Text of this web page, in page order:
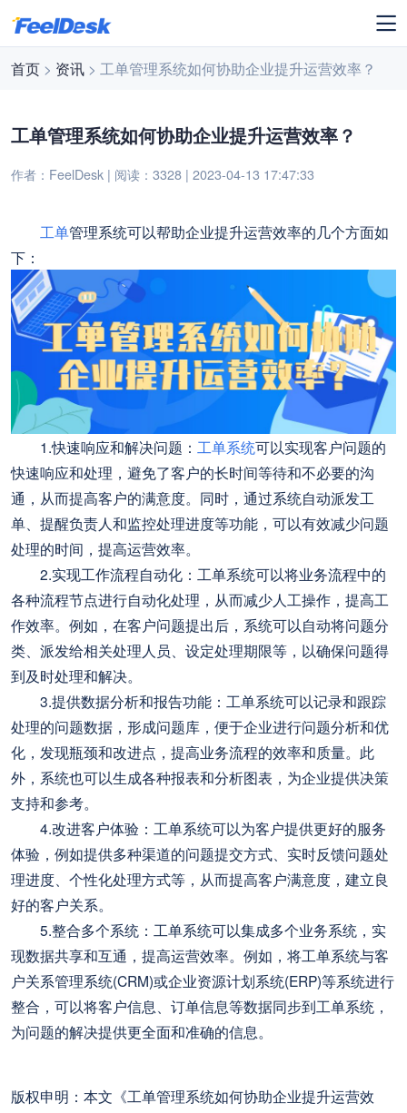
首页 > 资讯 > 工单管理系统如何协助企业提升运营效率？
工单管理系统如何协助企业提升运营效率？
作者：FeelDesk | 阅读：3328 | 2023-04-13 17:47:33
工单管理系统可以帮助企业提升运营效率的几个方面如
下：
1.快速响应和解决问题： 工单系统可以实现客户问题的
快速响应和处理，避免了客户的长时间等待和不必要的沟
通，从而提高客户的满意度。同时，通过系统自动派发工
单、提醒负责人和监控处理进度等功能，可以有效减少问题
处理的时间，提高运营效率。
2.实现工作流程自动化：工单系统可以将业务流程中的
各种流程节点进行自动化处理，从而减少人工操作，提高工
作效率。例如，在客户问题提出后，系统可以自动将问题分
类、派发给相关处理人员、设定处理期限等，以确保问题得
到及时处理和解决。
3.提供数据分析和报告功能：工单系统可以记录和跟踪
处理的问题数据，形成问题库，便于企业进行问题分析和优
化，发现瓶颈和改进点，提高业务流程的效率和质量。此
外，系统也可以生成各种报表和分析图表，为企业提供决策
支持和参考。
4.改进客户体验：工单系统可以为客户提供更好的服务
体验，例如提供多种渠道的问题提交方式、实时反馈问题处
理进度、个性化处理方式等，从而提高客户满意度，建立良
好的客户关系。
5.整合多个系统：工单系统可以集成多个业务系统，实
现数据共享和互通，提高运营效率。例如，将工单系统与客
户关系管理系统(CRM)或企业资源计划系统(ERP)等系统进行
整合，可以将客户信息、订单信息等数据同步到工单系统，
为问题的解决提供更全面和准确的信息。
版权申明：本文《工单管理系统如何协助企业提升运营效